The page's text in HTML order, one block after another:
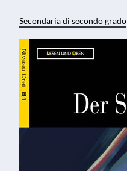
Secondaria di secondo grado